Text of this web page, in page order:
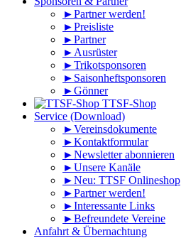
►Partner werden!
►Preisliste
►Partner
►Ausrüster
►Trikotsponsoren
►Saisonheftsponsoren
►Gönner
TTSF-Shop
Service (Download)
►Vereinsdokumente
►Kontaktformular
►Newsletter abonnieren
►Unsere Kanäle
►Neu: TTSF Onlineshop
►Partner werden!
►Interessante Links
►Befreundete Vereine
Anfahrt & Übernachtung